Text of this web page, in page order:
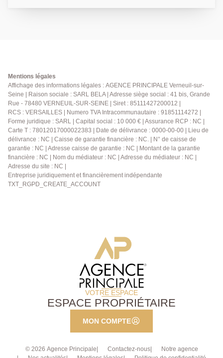
réversible et d'un ballon d'eau chaude
thermodynamique. Prix : 479 000 € FAI Ne laissez pas
passer cette opportunité rare ! Contactez nous dès
maintenant pour organiser une visite et laissez vous
séduire par cette jolie maison. Agence principale,
01.39.70.77.77
Mentions légales
Affichage des informations légales : AGENCE PRINCIPALE Verneuil-sur-
Seine | Raison sociale : SARL BELA | Adresse siège social : 41 bis, Grande
Rue - 78480 VERNEUIL-SUR-SEINE | Siret : 85111427200012 |
RCS : VERSAILLES | Numero TVA Intracommunautaire : 91851114272 |
Forme juridique : SARL | Capital social : 10 000 € | Assurance RCP : NC |
Carte T : 78012017000022383 | Date de délivrance : 0000-00-00 | Lieu de
délivrance : NC | Caisse de garantie financière : NC. | N° de caisse de
garantie : NC | Adresse caisse de garantie : NC | Montant de la garantie
financière : NC | Nom du médiateur : NC | Adresse du médiateur : NC |
Adresse du site : NC |
Entreprise juridiquement et financièrement indépendante
TXT_RGPD_CREATE_ACCOUNT
VOTRE ESPACE
ESPACE PROPRIÉTAIRE
MON COMPTE
© 2026 Agence Principale Contactez-nous
Notre agence